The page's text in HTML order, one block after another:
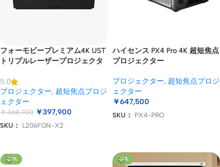
フォーモビープレミアム4K UST
トリプルレーザープロジェクタ
5.0
プロジェクター, 超短焦点プロジ
ェクター
￥468,900 ￥397,900
SKU： L206FGN-X2
ハイセンス PX4 Pro 4K 超短焦点
プロジェクター
プロジェクター, 超短焦点プロジ
ェクター
￥647,500
SKU： PX4-PRO
-23% -19%